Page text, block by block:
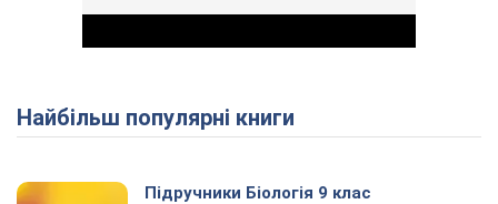
Play Video
Найбільш популярні книги
Підручники Біологія 9 клас